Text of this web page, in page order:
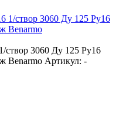
створ 3060 Ду 125 Ру16
Benarmo Артикул: -